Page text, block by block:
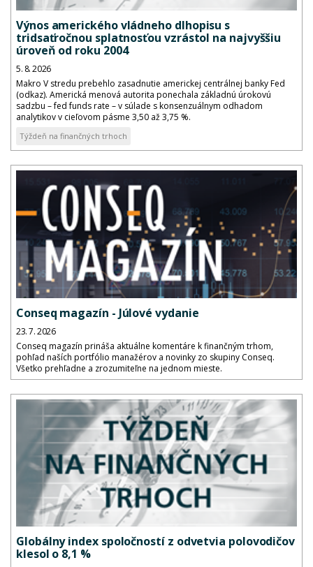
Výnos amerického vládneho dlhopisu s
tridsaťročnou splatnosťou vzrástol na najvyššiu
úroveň od roku 2004
5. 8. 2026
Makro V stredu prebehlo zasadnutie americkej centrálnej banky Fed
(odkaz). Americká menová autorita ponechala základnú úrokovú
sadzbu – fed funds rate – v súlade s konsenzuálnym odhadom
analytikov v cieľovom pásme 3,50 až 3,75 %.
Týždeň na finančných trhoch
Conseq magazín - Júlové vydanie
23. 7. 2026
Conseq magazín prináša aktuálne komentáre k finančným trhom,
pohľad naších portfólio manažérov a novinky zo skupiny Conseq.
Všetko prehľadne a zrozumiteľne na jednom mieste.
Globálny index spoločností z odvetvia polovodičov
klesol o 8,1 %